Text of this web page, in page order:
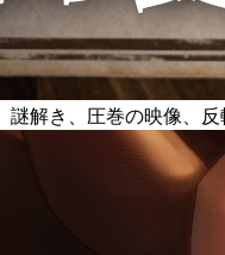
謎解き、圧巻の映像、反